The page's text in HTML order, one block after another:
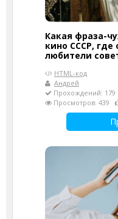
Какая фраза-
кино СССР, где
любители
HTML-код
Андрей
Прохождений: 179
Просмотров: 439